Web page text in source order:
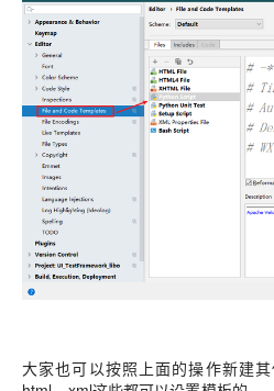
大家也可以按照上面的操作新建